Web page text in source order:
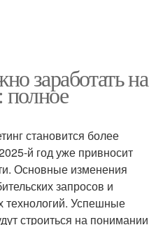
заработать на
полное
становится более
й год уже привносит
Основные изменения
запросов и
Успешные
строиться на понимании